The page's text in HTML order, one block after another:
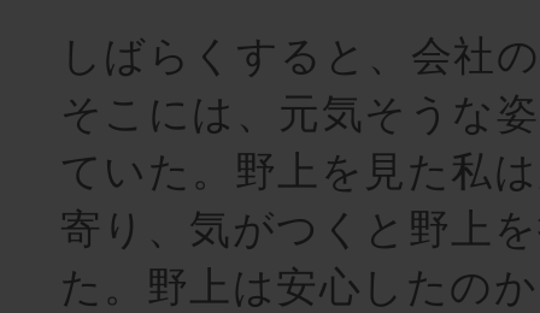
しばらくすると、会社
そこには、元気そうな
ていた。野上を見た私
寄り、気がつくと野上
た。野上は安心したの